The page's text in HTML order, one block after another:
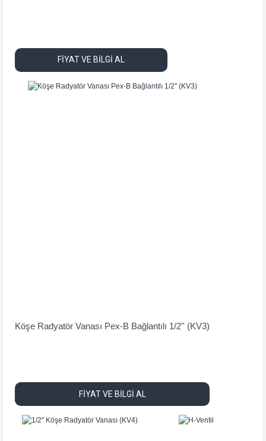
FİYAT VE BİLGİ AL
Köşe Radyatör Vanası Pex-B Bağlantılı 1/2'' (KV3)
FİYAT VE BİLGİ AL